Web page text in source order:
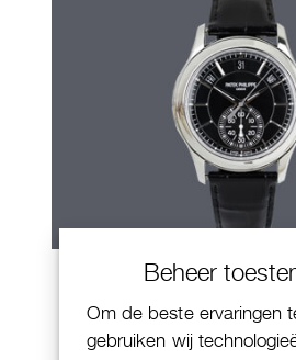
Beheer
Om de beste ervaringen
gebruiken wij
Patek Philippe